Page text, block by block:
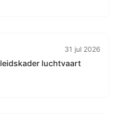
31 jul 2026
luchtvaart